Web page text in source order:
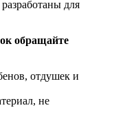
для
обращайте
отдушек и
не